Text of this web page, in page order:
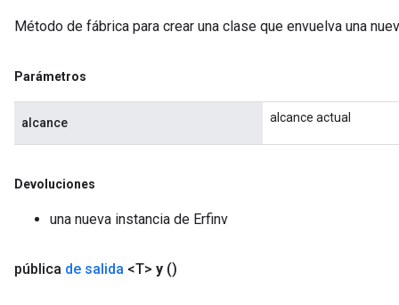
Método de fábrica para crear una clase que envuelva una
Parámetros
alcance alcance actual
Devoluciones
una nueva instancia de Erfinv
pública de salida <T> y ()